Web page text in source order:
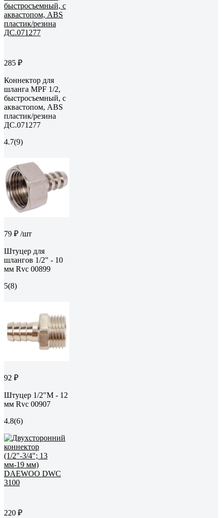
285 ₽
Коннектор для
шланга MPF 1/2,
быстросъемный, с
аквастопом, ABS
пластик/резина
ДС.071277
4.7(9)
79 ₽ /шт
Штуцер для
шлангов 1/2" - 10
мм Rvc 00899
5(8)
92 ₽
Штуцер 1/2"M - 12
мм Rvc 00907
4.8(6)
220 ₽